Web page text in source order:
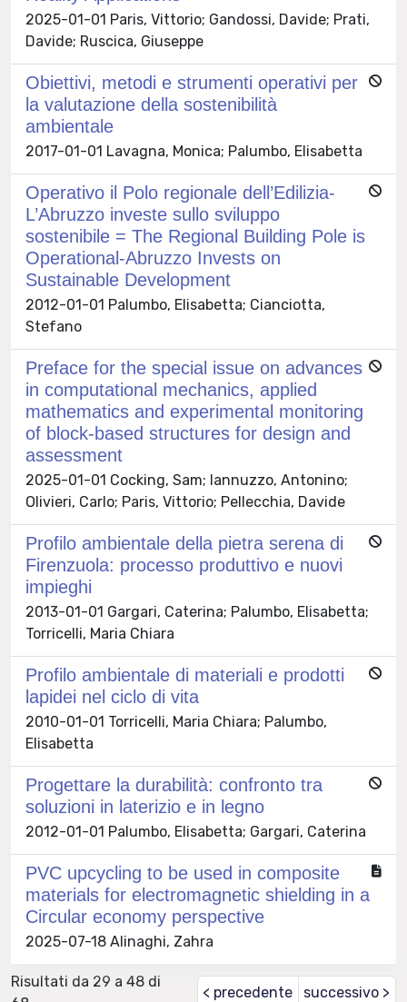
2025-01-01 Paris, Vittorio; Gandossi, Davide; Prati,
Davide; Ruscica, Giuseppe
Obiettivi, metodi e strumenti operativi per
la valutazione della sostenibilità
ambientale
2017-01-01 Lavagna, Monica; Palumbo, Elisabetta
Operativo il Polo regionale dell’Edilizia-
L’Abruzzo investe sullo sviluppo
sostenibile = The Regional Building Pole is
Operational-Abruzzo Invests on
Sustainable Development
2012-01-01 Palumbo, Elisabetta; Cianciotta,
Stefano
Preface for the special issue on advances
in computational mechanics, applied
mathematics and experimental monitoring
of block-based structures for design and
assessment
2025-01-01 Cocking, Sam; Iannuzzo, Antonino;
Olivieri, Carlo; Paris, Vittorio; Pellecchia, Davide
Profilo ambientale della pietra serena di
Firenzuola: processo produttivo e nuovi
impieghi
2013-01-01 Gargari, Caterina; Palumbo, Elisabetta;
Torricelli, Maria Chiara
Profilo ambientale di materiali e prodotti
lapidei nel ciclo di vita
2010-01-01 Torricelli, Maria Chiara; Palumbo,
Elisabetta
Progettare la durabilità: confronto tra
soluzioni in laterizio e in legno
2012-01-01 Palumbo, Elisabetta; Gargari, Caterina
PVC upcycling to be used in composite
materials for electromagnetic shielding in a
Circular economy perspective
2025-07-18 Alinaghi, Zahra
Risultati da 29 a 48 di
< precedente successivo >